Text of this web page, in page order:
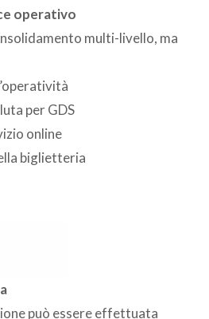
operativo
multi-livello, ma
per GDS
online
biglietteria
può essere effettuata